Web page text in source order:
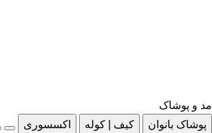
مد و پوشاک
پوشاک بانوان
کیف | کوله
اکسسوری